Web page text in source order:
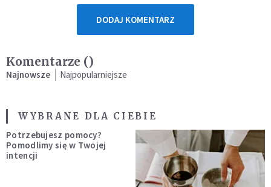
DODAJ KOMENTARZ
Komentarze ()
Najnowsze Najpopularniejsze
WYBRANE DLA CIEBIE
Potrzebujesz pomocy?
Pomodlimy się w Twojej
intencji